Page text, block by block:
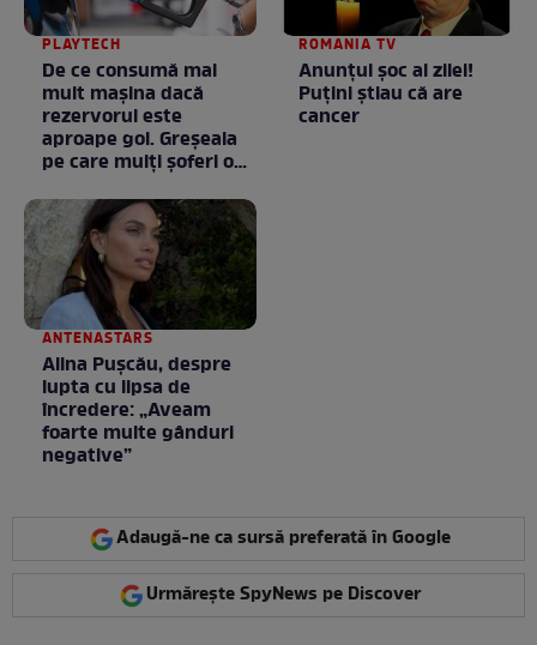
PLAYTECH
De ce consumă mai
mult mașina dacă
rezervorul este
aproape gol. Greșeala
pe care mulți șoferi o
ROMANIA TV
Anunţul şoc al zilei!
Puţini ştiau că are
cancer
ANTENASTARS
Alina Pușcău, despre
lupta cu lipsa de
încredere: „Aveam
foarte multe gânduri
negative”
Adaugă-ne ca sursă preferată în Google
Urmărește SpyNews pe Discover